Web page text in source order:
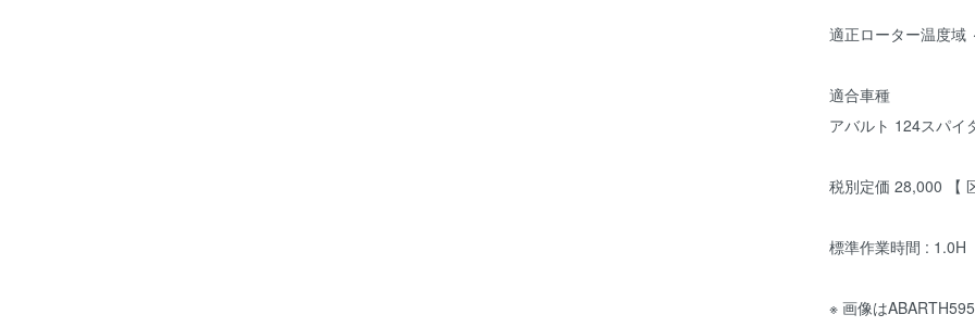
適正ローター温度
適合車種
アバルト 124スパイ
税別定価 28,000 【
標準作業時間 : 1.0H
※ 画像は